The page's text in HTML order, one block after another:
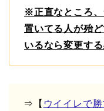
※正直なところ
置いてる人が殆
いるなら変更す
⇒【 ウイイレで